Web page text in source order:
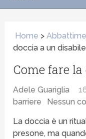
Home >
doccia a un disabile
Come fare
Adele Guariglia
barriere
Nessun
La doccia è un
presone, ma